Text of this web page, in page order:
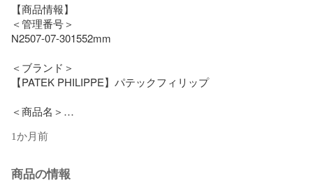
【商品情報】
＜管理番号＞
N2507-07-301552mm
＜ブランド＞
【PATEK PHILIPPE】パテックフィリップ
＜商品名＞
5167/1A-001
1か月前
商品の情報